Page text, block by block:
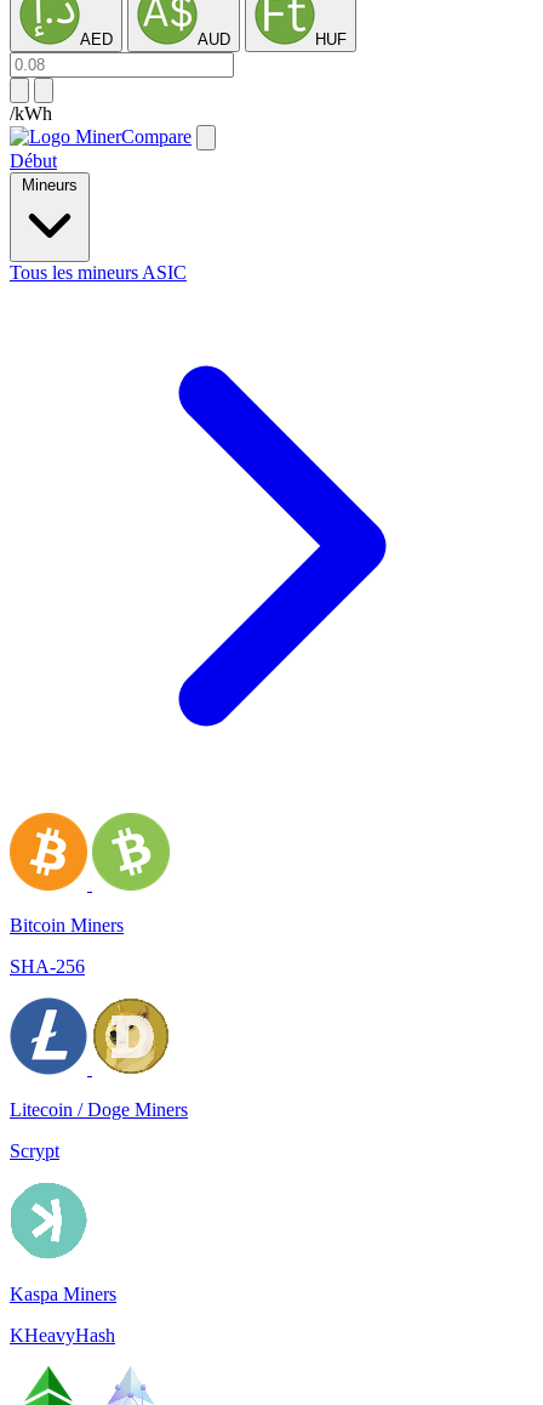
AED AUD HUF
/kWh
Début
Mineurs
Tous les mineurs ASIC
Bitcoin Miners
SHA-256
Litecoin / Doge Miners
Scrypt
Kaspa Miners
KHeavyHash